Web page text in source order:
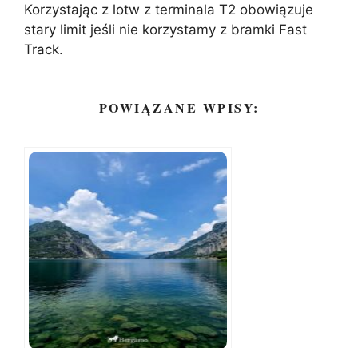
Korzystając z lotw z terminala T2 obowiązuje
stary limit jeśli nie korzystamy z bramki Fast
Track.
POWIĄZANE WPISY: